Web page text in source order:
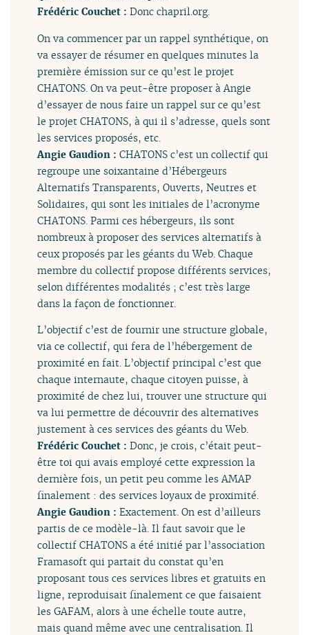
Frédéric Couchet :Donc chapril.org.
On va commencer par un rappel synthétique, on
va essayer de résumer en quelques minutes la
première émission sur ce qu’est le projet
CHATONS. On va peut-être proposer à Angie
d’essayer de nous faire un rappel sur ce qu’est
le projet CHATONS, à qui il s’adresse, quels sont
les services proposés, etc.
Angie Gaudion :CHATONS c’est un collectif qui
regroupe une soixantaine d’Hébergeurs
Alternatifs Transparents, Ouverts, Neutres et
Solidaires, qui sont les initiales de l’acronyme
CHATONS. Parmi ces hébergeurs, ils sont
nombreux à proposer des services alternatifs à
ceux proposés par les géants du Web. Chaque
membre du collectif propose différents services,
selon différentes modalités ; c’est très large
dans la façon de fonctionner.
L’objectif c’est de fournir une structure globale,
via ce collectif, qui fera de l’hébergement de
proximité en fait. L’objectif principal c’est que
chaque internaute, chaque citoyen puisse, à
proximité de chez lui, trouver une structure qui
va lui permettre de découvrir des alternatives
justement à ces services des géants du Web.
Frédéric Couchet :Donc, je crois, c’était peut-
être toi qui avais employé cette expression la
dernière fois, un petit peu comme les AMAP
finalement : des services loyaux de proximité.
Angie Gaudion :Exactement. On est d’ailleurs
partis de ce modèle-là. Il faut savoir que le
collectif CHATONS a été initié par l’association
Framasoft qui partait du constat qu’en
proposant tous ces services libres et gratuits en
ligne, reproduisait finalement ce que faisaient
les GAFAM, alors à une échelle toute autre,
mais quand même avec une centralisation. Il